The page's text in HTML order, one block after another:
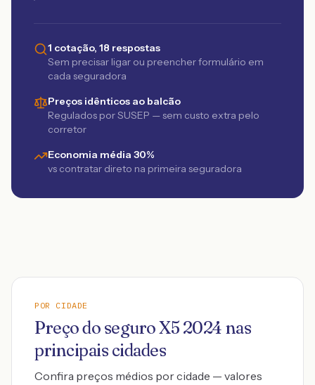
1 cotação, 18 respostas
Sem precisar ligar ou preencher formulário em
cada seguradora
Preços idênticos ao balcão
Regulados por SUSEP — sem custo extra pelo
corretor
Economia média 30%
vs contratar direto na primeira seguradora
POR CIDADE
Preço do seguroX5 2024 nas
principais cidades
Confira preços médios por cidade — valores